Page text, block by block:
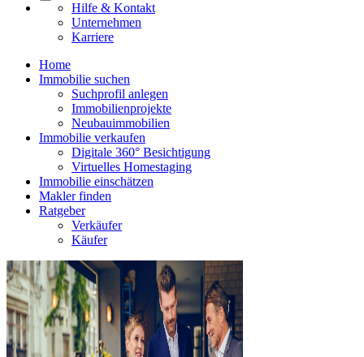
Hilfe & Kontakt
Unternehmen
Karriere
Home
Immobilie suchen
Suchprofil anlegen
Immobilienprojekte
Neubauimmobilien
Immobilie verkaufen
Digitale 360° Besichtigung
Virtuelles Homestaging
Immobilie einschätzen
Makler finden
Ratgeber
Verkäufer
Käufer